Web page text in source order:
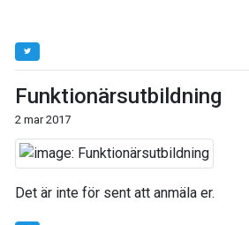
Funktionärsutbildning
2 mar 2017
Det är inte för sent att anmäla er.